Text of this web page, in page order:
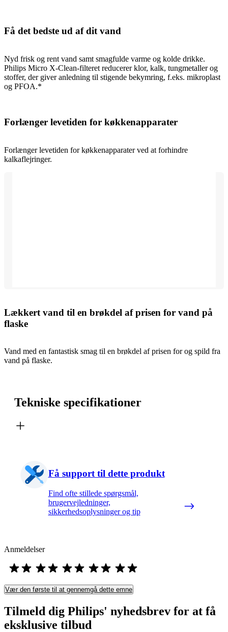
Få det bedste ud af dit vand
Nyd frisk og rent vand samt smagfulde varme og kolde drikke.
Philips Micro X-Clean-filteret reducerer klor, kalk, tungmetaller og
stoffer, der giver anledning til stigende bekymring, f.eks. mikroplast
og PFOA.*
Forlænger levetiden for køkkenapparater
Forlænger levetiden for køkkenapparater ved at forhindre
kalkaflejringer.
Lækkert vand til en brøkdel af prisen for vand på
flaske
Vand med en fantastisk smag til en brøkdel af prisen for og spild fra
vand på flaske.
Tekniske specifikationer
Få support til dette produkt
Find ofte stillede spørgsmål,
brugervejledninger,
sikkerhedsoplysninger og tip
Anmeldelser
Vær den første til at gennemgå dette emne
Tilmeld dig Philips' nyhedsbrev for at få
eksklusive tilbud